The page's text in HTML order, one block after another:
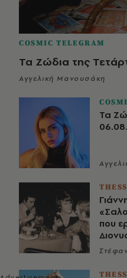
COSMIC TELEGRAM
Τα Ζώδια της
Αγγελική Μανουσάκη
Τα
που